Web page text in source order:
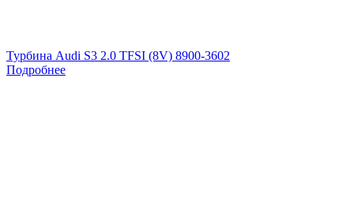
Турбина Audi S3 2.0 TFSI (8V) 8900-3602
Подробнее